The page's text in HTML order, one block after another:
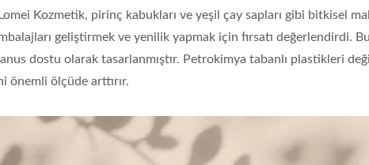
Kozmetik, pirinç kabukları ve yeşil çay sapları gibi bitkisel
geliştirmek ve yenilik yapmak için fırsatı değerlendirdi.
dostu olarak tasarlanmıştır. Petrokimya tabanlı plastikleri
önemli ölçüde arttırır.